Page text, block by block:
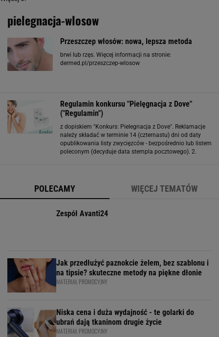
pielegnacja-wlosow
Przeszczep włosów: nowa, lepsza metoda
brwi lub rzęs. Więcej informacji na stronie:
dermed.pl/przeszczep-wlosow
Regulamin konkursu "Pielęgnacja z Dove"
("Regulamin")
z dopiskiem "Konkurs: Pielegnacja z Dove". Reklamacje
należy składać w terminie 14 (czternastu) dni od daty
opublikowania listy zwycięzców - bezpośrednio lub listem
poleconym (decyduje data stempla pocztowego). 2.
POLECAMY WIĘCEJ TEMATÓW
Zespół Avanti24
Jak przedłużyć paznokcie żelem, bez szablonu i
na tipsie? skuteczne metody na piękne dłonie
MATERIAŁ PROMOCYJNY
Niska cena i duża wydajność - te golarki do
ubrań dają tkaninom drugie życie
MATERIAŁ PROMOCYJNY